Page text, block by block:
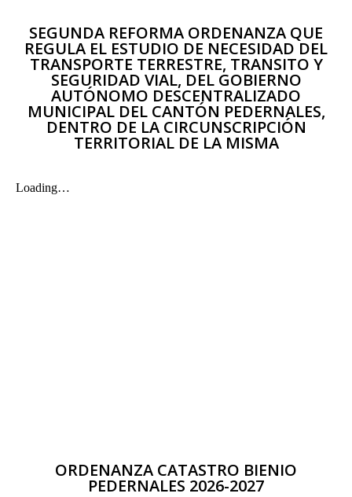
SEGUNDA REFORMA ORDENANZA QUE
REGULA EL ESTUDIO DE NECESIDAD DEL
TRANSPORTE TERRESTRE, TRANSITO Y
SEGURIDAD VIAL, DEL GOBIERNO
AUTÓNOMO DESCENTRALIZADO
MUNICIPAL DEL CANTÓN PEDERNALES,
DENTRO DE LA CIRCUNSCRIPCIÓN
TERRITORIAL DE LA MISMA
ORDENANZA CATASTRO BIENIO
PEDERNALES 2026-2027